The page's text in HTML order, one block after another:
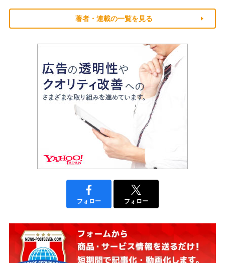
著者・連載の一覧を見る
フォロー フォロー